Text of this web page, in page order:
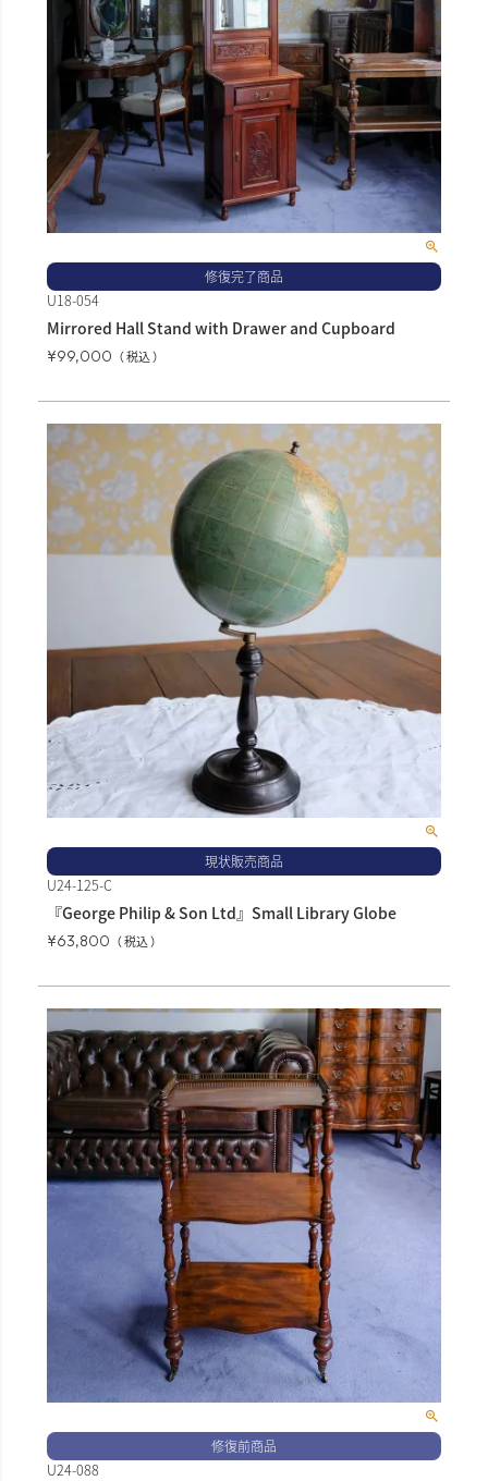
修復完了商品
U18-054
Mirrored Hall Stand with Drawer and Cupboard
¥99,000 税込
現状販売商品
U24-125-C
『George Philip & Son Ltd』Small Library Globe
¥63,800 税込
修復前商品
U24-088